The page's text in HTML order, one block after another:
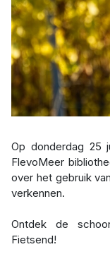
Op donderdag 25 juli, van 10.00 tot 11.30 uur, organiseert
FlevoMeer
over het gebruik
verkennen.
Ontdek de
Fietsend!